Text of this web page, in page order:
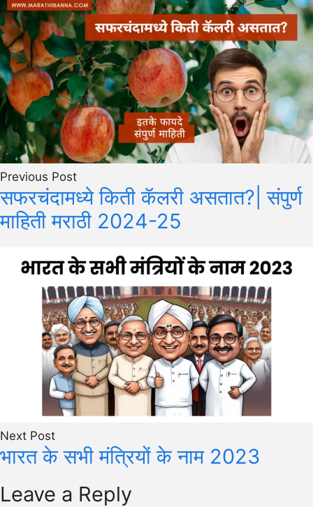
Previous Post
सफरचंदामध्ये किती कॅलरी असतात?| संपुर्ण
माहिती मराठी 2024-25
Next Post
भारत के सभी मंत्रियों के नाम 2023
Leave a Reply